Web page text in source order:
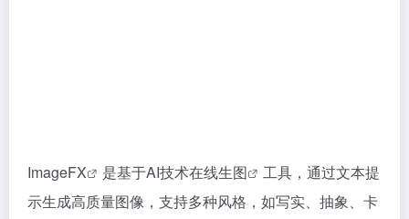
ImageFX 是基于AI技术在线生图
工具，通过文本提
示生成高质量图像，支持多种风格，如写实、抽象、卡